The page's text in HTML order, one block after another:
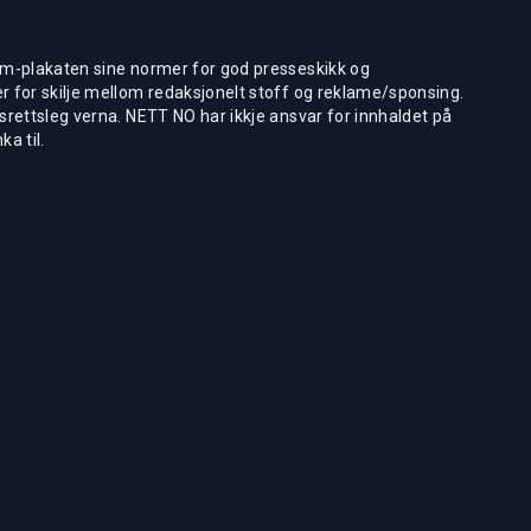
plakaten sine normer for god presseskikk og
for skilje mellom redaksjonelt stoff og reklame/sponsing.
verna. NETT NO har ikkje ansvar for innhaldet på
til.